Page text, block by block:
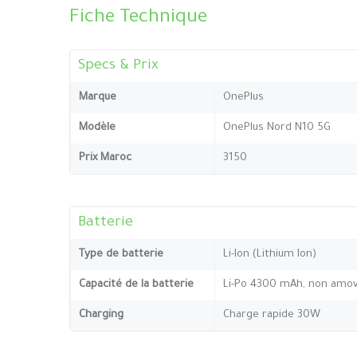
Fiche Technique
Specs & Prix
Marque OnePlus
Modèle OnePlus Nord N10 5G
Prix Maroc 3150
Batterie
Type de batterie Li-Ion (Lithium Ion)
Capacité de la batterie Li-Po 4300 mAh, non
Charging Charge rapide 30W